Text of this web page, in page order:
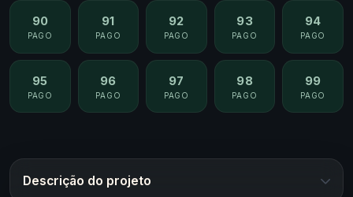
90
PAGO
91
PAGO
92
PAGO
93
PAGO
94
PAGO
95
PAGO
96
PAGO
97
PAGO
98
PAGO
99
PAGO
Descrição do projeto